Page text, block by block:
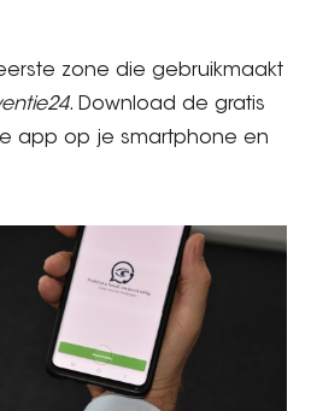
zone die gebruikmaakt
. Download de gratis
app op je smartphone en